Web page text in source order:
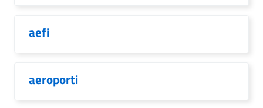
aefi
aeroporti